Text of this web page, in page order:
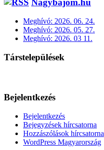
Nagybajom.hu
Meghívó: 2026. 06. 24.
Meghívó: 2026. 05. 27.
Meghívó: 2026. 03 11.
Társtelepülések
Bejelentkezés
Bejelentkezés
Bejegyzések hírcsatorna
Hozzászólások hírcsatorna
WordPress Magyarország